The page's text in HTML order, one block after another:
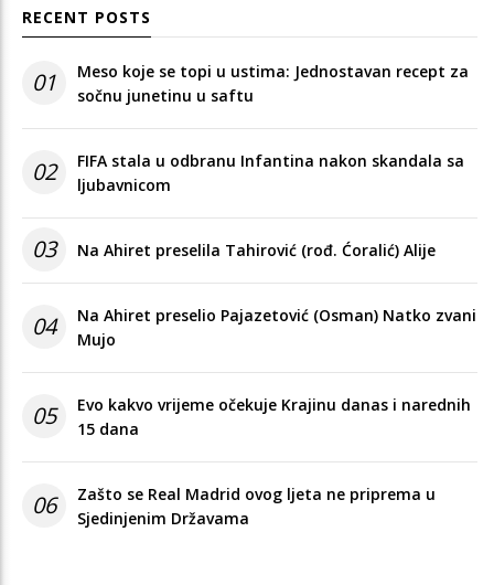
RECENT POSTS
01
Meso koje se topi u ustima: Jednostavan recept za
sočnu junetinu u saftu
02
FIFA stala u odbranu Infantina nakon skandala sa
ljubavnicom
03 Na Ahiret preselila Tahirović (rođ. Ćoralić) Alije
04
Na Ahiret preselio Pajazetović (Osman) Natko zvani
Mujo
05
Evo kakvo vrijeme očekuje Krajinu danas i narednih
15 dana
06
Zašto se Real Madrid ovog ljeta ne priprema u
Sjedinjenim Državama